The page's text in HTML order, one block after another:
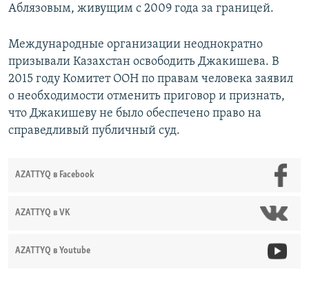
Аблязовым, живущим с 2009 года за границей.
Международные организации неоднократно
призывали Казахстан освободить Джакишева. В
2015 году Комитет ООН по правам человека заявил
о необходимости отменить приговор и признать,
что Джакишеву не было обеспечено право на
справедливый публичный суд.
AZATTYQ в Facebook
AZATTYQ в VK
AZATTYQ в Youtube